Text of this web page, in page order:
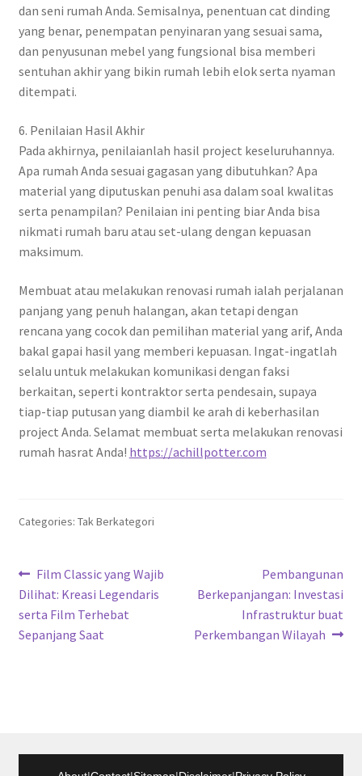
dan seni rumah Anda. Semisalnya, penentuan cat dinding
yang benar, penempatan penyinaran yang sesuai sama,
dan penyusunan mebel yang fungsional bisa memberi
sentuhan akhir yang bikin rumah lebih elok serta nyaman
ditempati.
6. Penilaian Hasil Akhir
Pada akhirnya, penilaianlah hasil project keseluruhannya.
Apa rumah Anda sesuai gagasan yang dibutuhkan? Apa
material yang diputuskan penuhi asa dalam soal kwalitas
serta penampilan? Penilaian ini penting biar Anda bisa
nikmati rumah baru atau set-ulang dengan kepuasan
maksimum.
Membuat atau melakukan renovasi rumah ialah perjalanan
panjang yang penuh halangan, akan tetapi dengan
rencana yang cocok dan pemilihan material yang arif, Anda
bakal gapai hasil yang memberi kepuasan. Ingat-ingatlah
selalu untuk melakukan komunikasi dengan faksi
berkaitan, seperti kontraktor serta pendesain, supaya
tiap-tiap putusan yang diambil ke arah di keberhasilan
project Anda. Selamat membuat serta melakukan renovasi
rumah hasrat Anda! https://achillpotter.com
Categories: Tak Berkategori
Navigasi
pos
Previous
post:
Film Classic yang Wajib
Dilihat: Kreasi Legendaris
serta Film Terhebat
Sepanjang Saat
Next
post:
Pembangunan
Berkepanjangan: Investasi
Infrastruktur buat
Perkembangan Wilayah